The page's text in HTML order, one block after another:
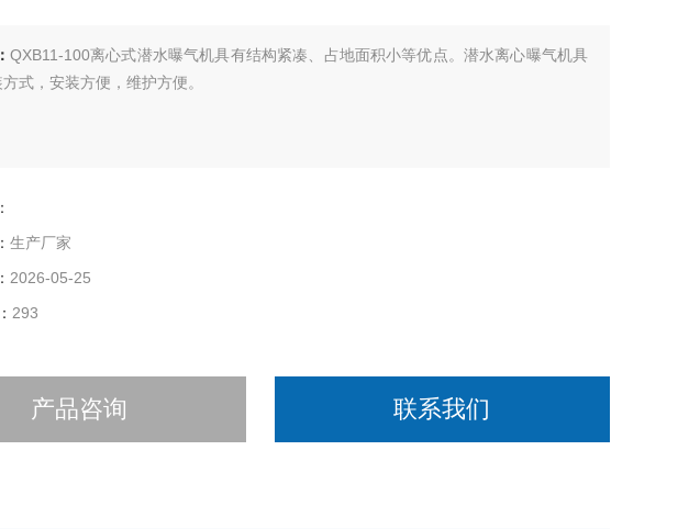
QXB11-100离心式潜水曝气机具有结构紧凑、占地面积小等优点。潜水离心曝气机具
式，安装方便，维护方便。
生产厂家
2026-05-25
293
产品咨询 联系我们